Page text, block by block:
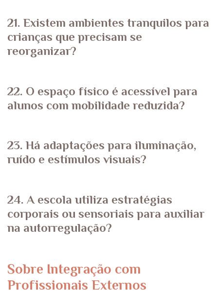
21. Existem ambientes tranquilos para
crianças que precisam se
reorganizar?
22. O espaço físico é acessível para
alunos com mobilidade reduzida?
23. Há adaptações para iluminação,
ruído e estímulos visuais?
24. A escola utiliza estratégias
corporais ou sensoriais para auxiliar
na autorregulação?
Sobre Integração com
Profissionais Externos